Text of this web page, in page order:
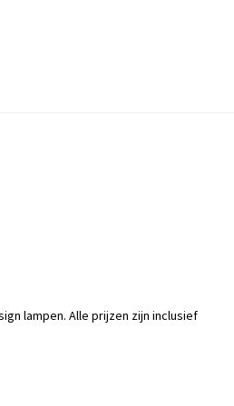
lampen. Alle prijzen zijn inclusief